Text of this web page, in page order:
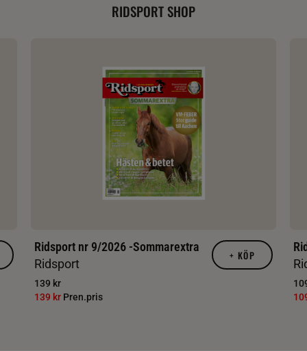
RIDSPORT SHOP
Ridsport nr 9/2026 -Sommarextra
Ridsport
139 kr
139 kr Pren.pris
+ KÖP